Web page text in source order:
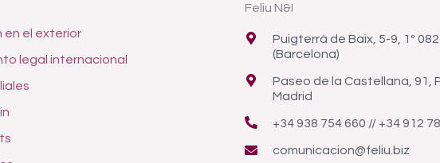
en el exterior
legal internacional
Feliu N&I
Puigterrà de Baix, 5-9, 1º
(Barcelona)
Paseo de la Castellana, 91,
Madrid
+34 938 754 660 // +34 912
comunicacion@feliu.biz